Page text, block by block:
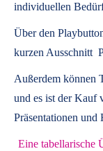
individuellen
Über den
kurzen Ausschnitt
Außerdem können
und es ist der Kauf
Präsentationen und
Eine tabellarische